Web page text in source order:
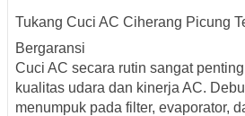
Tukang Cuci AC Ciherang Picung
Bergaransi
Cuci AC secara rutin sangat
kualitas udara dan kinerja AC.
menumpuk pada filter, evaporator,